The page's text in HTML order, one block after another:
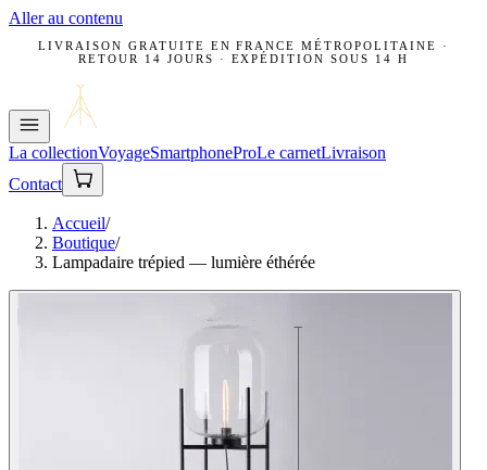
Aller au contenu
LIVRAISON GRATUITE EN FRANCE MÉTROPOLITAINE ·
RETOUR 14 JOURS · EXPÉDITION SOUS 14 H
La collectionVoyageSmartphoneProLe carnetLivraison
Contact
Accueil/
Boutique/
Lampadaire trépied — lumière éthérée